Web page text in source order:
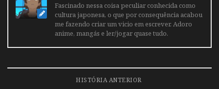
Fascinado nessa coisa peculiar conhecida como
cultura japonesa, o que por consequência acabou
me fazendo criar um vicio em escrever. Adoro
anime, mangás e ler/jogar quase tudo.
HISTÓRIA ANTERIOR